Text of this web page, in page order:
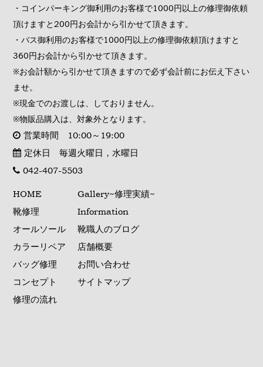
・コインパーキング御利用のお客様で1000円以上の修理御依頼
頂けますと200円お会計から引かせて頂きます。
・バス御利用のお客様で1000円以上の修理御依頼頂けますと
360円お会計から引かせて頂きます。
※お会計額から引かせて頂きますので必ず会計前にお伝え下さい
ませ。
※現金でのお渡しは、しておりません。
※物販品購入は、対象外となります。
営業時間 10:00～19:00
定休日 毎週火曜日，水曜日
042-407-5503
HOME
靴修理
オールソール
カラーリペア
バッグ修理
コンセプト
修理の流れ
Gallery~修理実績~
Information
靴職人のブログ
店舗概要
お問い合わせ
サイトマップ